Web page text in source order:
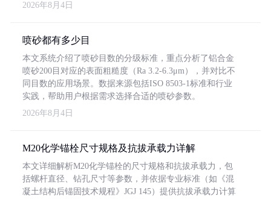
2026年8月4日
喷砂都有多少目
本文系统介绍了喷砂目数的分级标准，重点分析了铝合金
喷砂200目对应的表面粗糙度（Ra 3.2-6.3μm），并对比不
同目数的应用场景。数据来源包括ISO 8503-1标准和行业
实践，帮助用户根据需求选择合适的喷砂参数。
2026年8月4日
M20化学锚栓尺寸规格及抗拔承载力详解
本文详细解析M20化学锚栓的尺寸规格和抗拔承载力，包
括螺杆直径、钻孔尺寸等参数，并依据专业标准（如《混
凝土结构后锚固技术规程》JGJ 145）提供抗拔承载力计算